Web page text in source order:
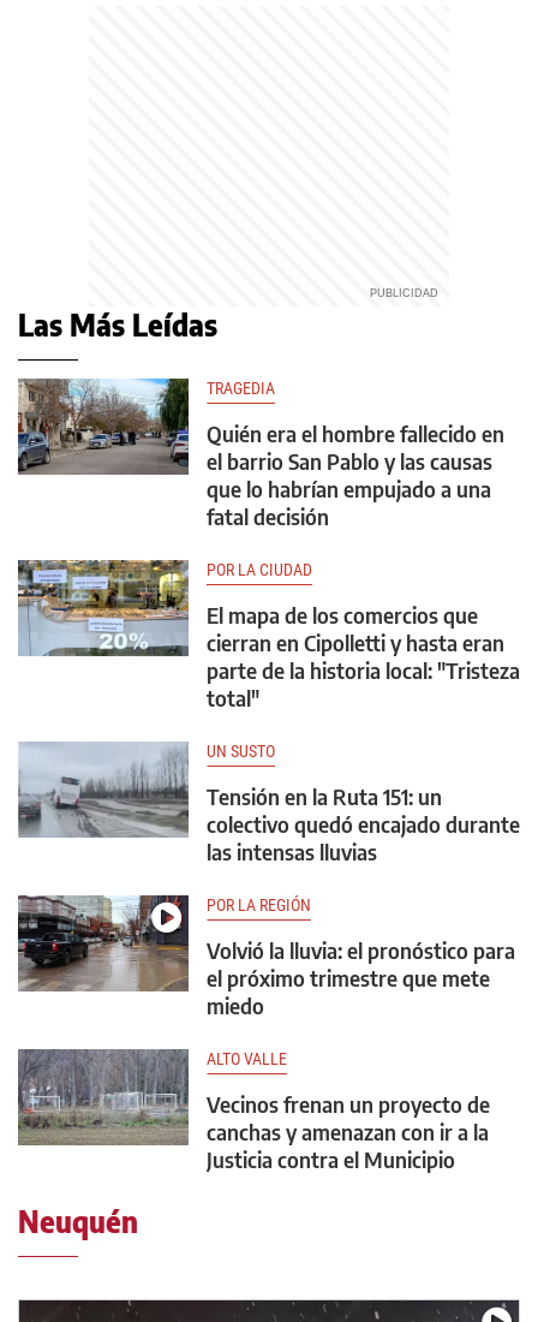
Las Más Leídas
TRAGEDIA
Quién era el hombre fallecido en
el barrio San Pablo y las causas
que lo habrían empujado a una
fatal decisión
POR LA CIUDAD
El mapa de los comercios que
cierran en Cipolletti y hasta eran
parte de la historia local: "Tristeza
total"
UN SUSTO
Tensión en la Ruta 151: un
colectivo quedó encajado durante
las intensas lluvias
POR LA REGIÓN
Volvió la lluvia: el pronóstico para
el próximo trimestre que mete
miedo
ALTO VALLE
Vecinos frenan un proyecto de
canchas y amenazan con ir a la
Justicia contra el Municipio
Neuquén